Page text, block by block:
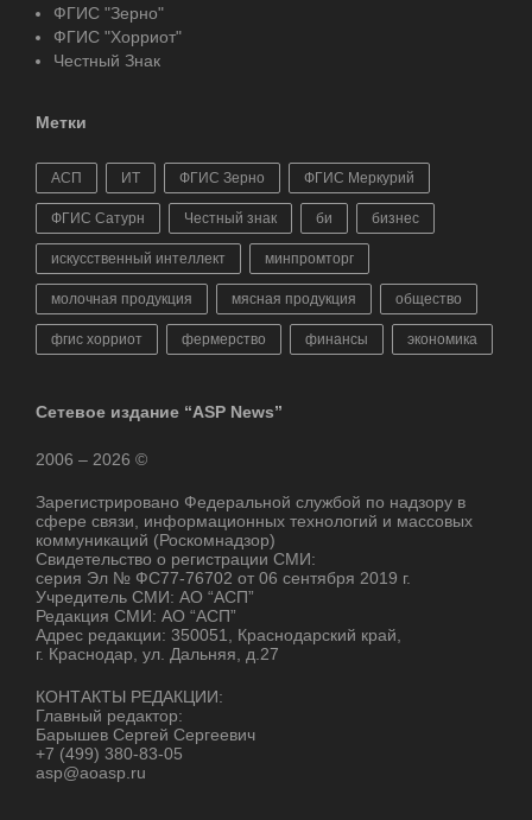
ФГИС "Зерно"
ФГИС "Хорриот"
Честный Знак
Метки
АСП ИТ ФГИС Зерно ФГИС Меркурий
ФГИС Сатурн Честный знак би бизнес
искусственный интеллект минпромторг
молочная продукция мясная продукция общество
фгис хорриот фермерство финансы экономика
Сетевое издание “ASP News”
2006 – 2026 ©
Зарегистрировано Федеральной службой по надзору в
сфере связи, информационных технологий и массовых
коммуникаций (Роскомнадзор)
Свидетельство о регистрации СМИ:
серия Эл № ФС77-76702 от 06 сентября 2019 г.
Учредитель СМИ: АО “АСП”
Редакция СМИ: АО “АСП”
Адрес редакции: 350051, Краснодарский край,
г. Краснодар, ул. Дальняя, д.27
КОНТАКТЫ РЕДАКЦИИ:
Главный редактор:
Барышев Сергей Сергеевич
+7 (499) 380-83-05
asp@aoasp.ru